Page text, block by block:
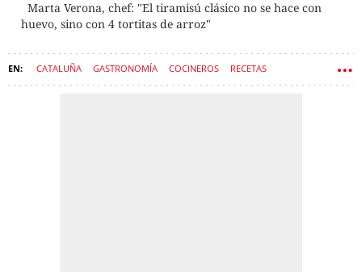
Marta Verona, chef: "El tiramisú clásico no se hace con
huevo, sino con 4 tortitas de arroz"
CATALUÑA GASTRONOMÍA COCINEROS RECETAS